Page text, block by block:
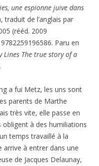
une espionne juive dans
traduit de l’anglais par
(rééd. 2009
Paru en
Lines The true story of a
.
a fui Metz, les uns sont
parents de Marthe
très vite, elle passe en
obligent à des humiliations
temps travaillé à la
à entrer dans une
de Jacques Delaunay,